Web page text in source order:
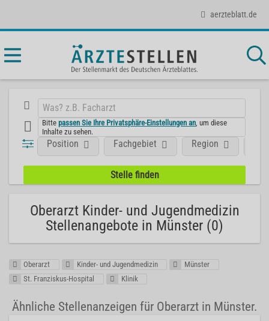
aerzteblatt.de
Bittepassen Sie Ihre Privatsphäre-Einstellungen an , um diese
Inhalte zu sehen.
Position Fachgebiet Region
Oberarzt Kinder- und Jugendmedizin
Stellenangebote in Münster (0)
Oberarzt Kinder- und Jugendmedizin
Münster
St. Franziskus-Hospital
Klinik
Ähnliche Stellenanzeigen für Oberarzt in Münster.